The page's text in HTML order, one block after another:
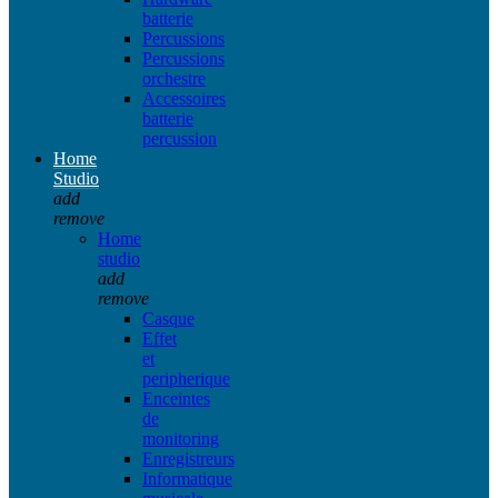
batterie
Percussions
Percussions
orchestre
Accessoires
batterie
percussion
Home
Studio
add
remove
Home
studio
add
remove
Casque
Effet
et
peripherique
Enceintes
de
monitoring
Enregistreurs
Informatique